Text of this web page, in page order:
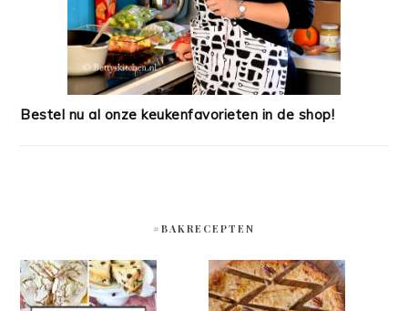
Bestel nu al onze keukenfavorieten in de shop!
#BAKRECEPTEN